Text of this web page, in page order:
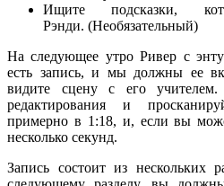
Ищите подсказки,
Рэнди. (Необязательный)
На следующее утро Ривер с
есть запись, и мы должны ее
видите сцену с его
редактирования и
примерно в 1:18, и, если вы
несколько секунд.
Запись состоит из нескольких